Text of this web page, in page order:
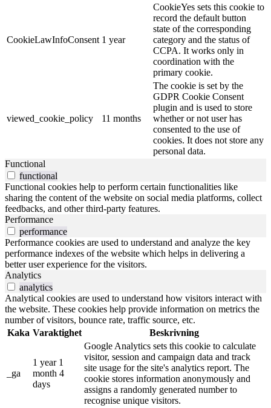
CookieLawInfoConsent 1 year
CookieYes sets this cookie to
record the default button
state of the corresponding
category and the status of
CCPA. It works only in
coordination with the
primary cookie.
viewed_cookie_policy 11 months
The cookie is set by the
GDPR Cookie Consent
plugin and is used to store
whether or not user has
consented to the use of
cookies. It does not store any
personal data.
Functional
functional
Functional cookies help to perform certain functionalities like
sharing the content of the website on social media platforms, collect
feedbacks, and other third-party features.
Performance
performance
Performance cookies are used to understand and analyze the key
performance indexes of the website which helps in delivering a
better user experience for the visitors.
Analytics
analytics
Analytical cookies are used to understand how visitors interact with
the website. These cookies help provide information on metrics the
number of visitors, bounce rate, traffic source, etc.
Kaka Varaktighet Beskrivning
_ga
1 year 1
month 4
days
Google Analytics sets this cookie to calculate
visitor, session and campaign data and track
site usage for the site's analytics report. The
cookie stores information anonymously and
assigns a randomly generated number to
recognise unique visitors.